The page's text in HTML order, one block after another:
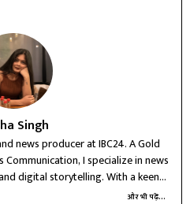
Singh
news producer at IBC24. A Gold
Communication, I specialize in news
digital storytelling. With a keen
reporting, I believe in delivering
और भी पढ़ें...